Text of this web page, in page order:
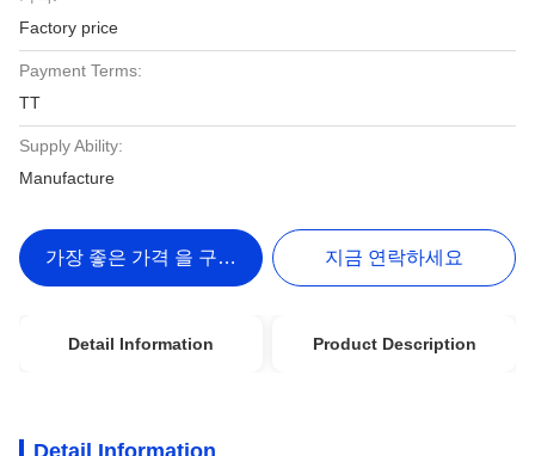
Factory price
Payment Terms:
TT
Supply Ability:
Manufacture
가장 좋은 가격 을 구하라 지금 연락하세요
Detail Information Product Description
Detail Information